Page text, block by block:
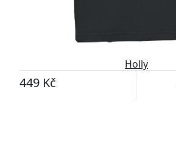
Holly
449 Kč